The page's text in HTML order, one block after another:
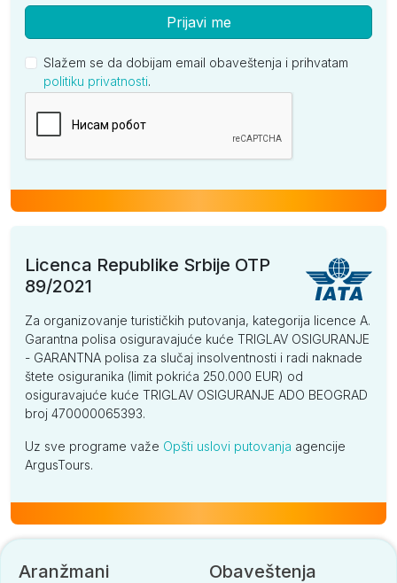
Prijavi me
Slažem se da dobijam email obaveštenja i prihvatam
politiku privatnosti.
Licenca Republike Srbije OTP
89/2021
Za organizovanje turističkih putovanja, kategorija licence A.
Garantna polisa osiguravajuće kuće TRIGLAV OSIGURANJE
- GARANTNA polisa za slučaj insolventnosti i radi naknade
štete osiguranika (limit pokrića 250.000 EUR) od
osiguravajuće kuće TRIGLAV OSIGURANJE ADO BEOGRAD
broj 470000065393.
Uz sve programe važe Opšti uslovi putovanja agencije
ArgusTours.
Aranžmani Obaveštenja